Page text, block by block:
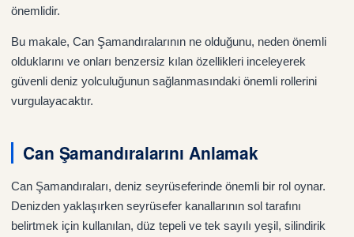
önemlidir.
Bu makale, Can Şamandıralarının ne olduğunu, neden önemli
olduklarını ve onları benzersiz kılan özellikleri inceleyerek
güvenli deniz yolculuğunun sağlanmasındaki önemli rollerini
vurgulayacaktır.
Can Şamandıralarını Anlamak
Can Şamandıraları, deniz seyrüseferinde önemli bir rol oynar.
Denizden yaklaşırken seyrüsefer kanallarının sol tarafını
belirtmek için kullanılan, düz tepeli ve tek sayılı yeşil, silindirik